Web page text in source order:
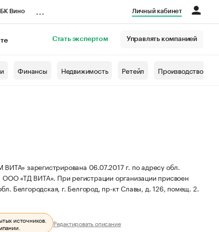
Вино Личный кабинет
Стать экспертом Управлять компанией
Финансы Недвижимость Ретейл Производство
зарегистрирована 06.07.2017 г. по адресу обл.
ООО «ТД ВИТА». При регистрации организации присвоен
Белгородская, г. Белгород, пр-кт Славы, д. 126, помещ. 2.
источников. Редактировать описание